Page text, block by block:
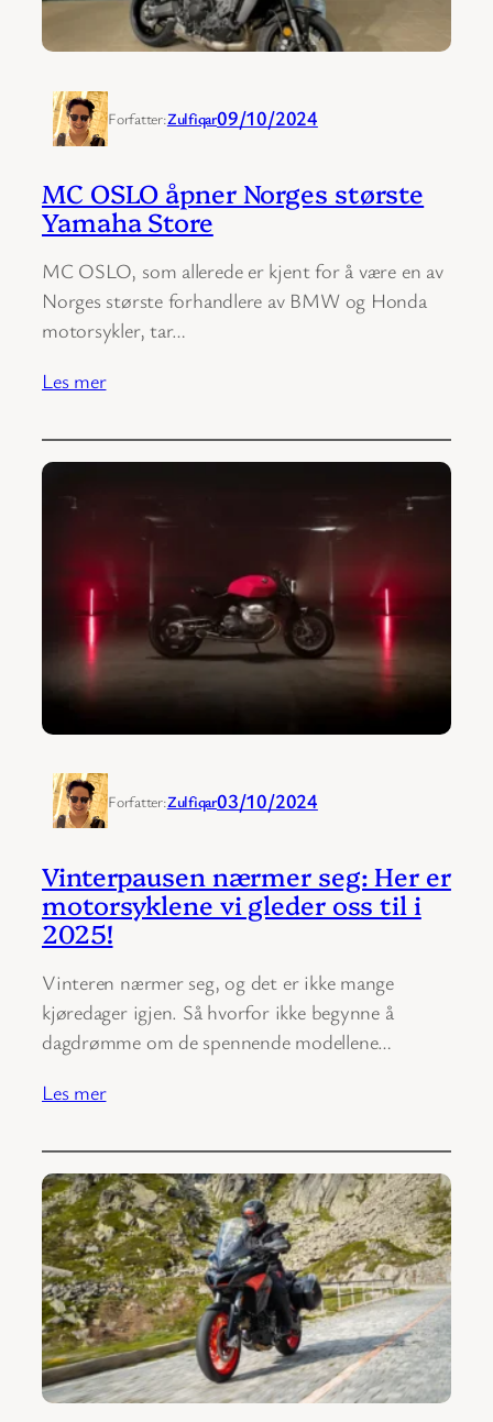
Forfatter:Zulfiqar09/10/2024
MC OSLO åpner Norges største
Yamaha Store
MC OSLO, som allerede er kjent for å være en av
Norges største forhandlere av BMW og Honda
motorsykler, tar…
Les mer
Forfatter:Zulfiqar03/10/2024
Vinterpausen nærmer seg: Her er
motorsyklene vi gleder oss til i
2025!
Vinteren nærmer seg, og det er ikke mange
kjøredager igjen. Så hvorfor ikke begynne å
dagdrømme om de spennende modellene…
Les mer